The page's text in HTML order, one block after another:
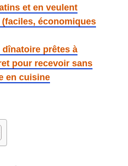
et en veulent
économiques
dînatoire prêtes à
pour recevoir sans
en cuisine